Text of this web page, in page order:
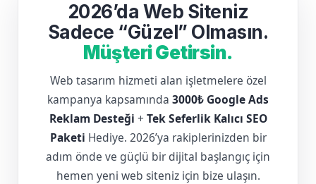
2026’da Web Siteniz
Sadece “Güzel” Olmasın.
Müşteri Getirsin.
Web tasarım hizmeti alan işletmelere özel
kampanya kapsamında 3000₺ Google Ads
Reklam Desteği + Tek Seferlik Kalıcı SEO
Paketi Hediye. 2026’ya rakiplerinizden bir
adım önde ve güçlü bir dijital başlangıç için
hemen yeni web siteniz için bize ulaşın.